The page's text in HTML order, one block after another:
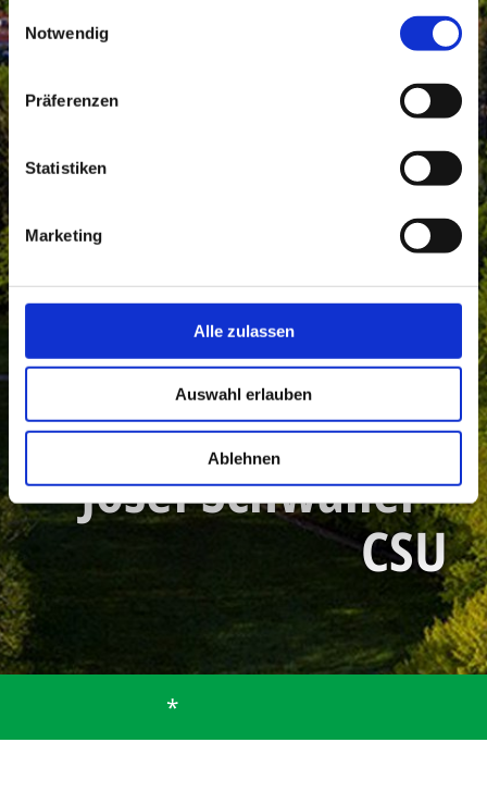
Einwilligungsauswahl
Notwendig
Präferenzen
Statistiken
Marketing
Alle zulassen
Auswahl erlauben
Ablehnen
Josef Schwaller -
CSU
Politik